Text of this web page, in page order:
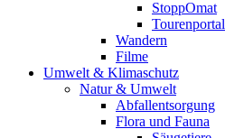
StoppOmat
Tourenportal
Wandern
Filme
Umwelt & Klimaschutz
Natur & Umwelt
Abfallentsorgung
Flora und Fauna